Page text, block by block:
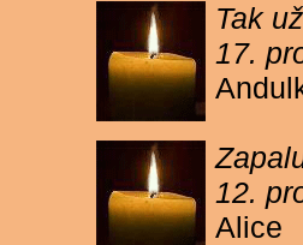
Tak
17.
12.
Alice